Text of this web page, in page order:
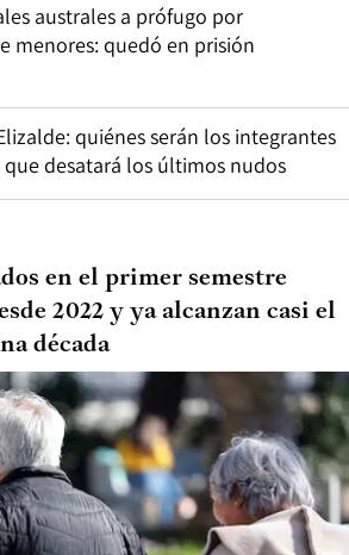
australes a prófugo por
menores: quedó en prisión
quiénes serán los integrantes
desatará los últimos nudos
en el primer semestre
2022 y ya alcanzan casi el
década